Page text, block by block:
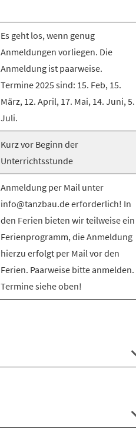
Es geht los, wenn genug
Anmeldungen vorliegen. Die
Anmeldung ist paarweise.
Termine 2025 sind: 15. Feb, 15.
März, 12. April, 17. Mai, 14. Juni, 5.
Juli.
Kurz vor Beginn der
Unterrichtsstunde
Anmeldung per Mail unter
info@tanzbau.de erforderlich! In
den Ferien bieten wir teilweise ein
Ferienprogramm, die Anmeldung
hierzu erfolgt per Mail vor den
Ferien. Paarweise bitte anmelden.
Termine siehe oben!